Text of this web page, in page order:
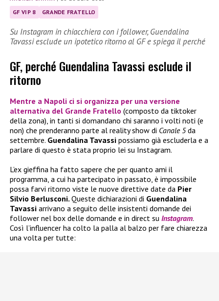
GF VIP 8 GRANDE FRATELLO
Su Instagram in chiacchiera con i follower, Guendalina
Tavassi esclude un ipotetico ritorno al GF e spiega il perché
GF, perché Guendalina Tavassi esclude il
ritorno
Mentre a Napoli ci si organizza per una versione
alternativa del Grande Fratello (composto da tiktoker
della zona), in tanti si domandano chi saranno i volti noti (e
non) che prenderanno parte al reality show di Canale 5da
settembre. Guendalina Tavassi possiamo già escluderla e a
parlare di questo è stata proprio lei su Instagram.
L’ex gieffina ha fatto sapere che per quanto ami il
programma, a cui ha partecipato in passato, è impossibile
possa farvi ritorno viste le nuove direttive date da Pier
Silvio Berlusconi. Queste dichiarazioni di Guendalina
Tavassi arrivano a seguito delle insistenti domande dei
follower nel box delle domande e in direct su Instagram.
Così l’influencer ha colto la palla al balzo per fare chiarezza
una volta per tutte: